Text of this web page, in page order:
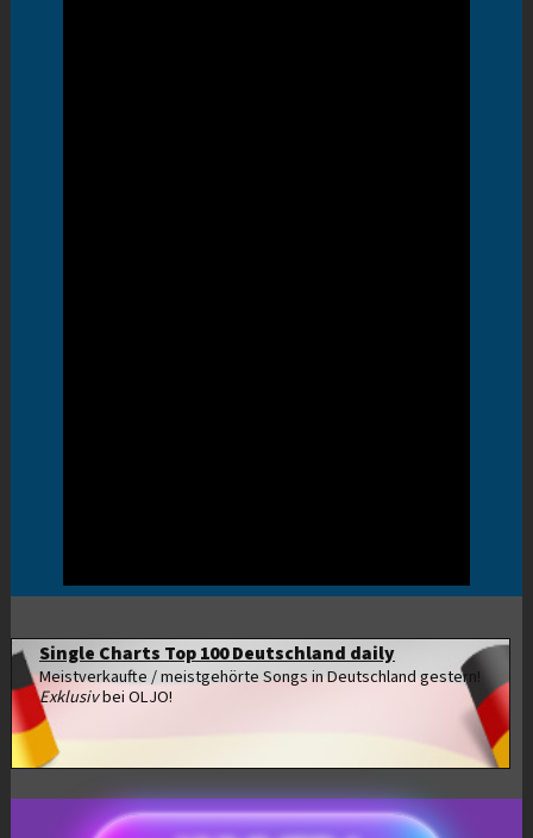
Single Charts Top 100 Deutschland daily
Meistverkaufte / meistgehörte Songs in Deutschland gestern!
Exklusivbei OLJO!